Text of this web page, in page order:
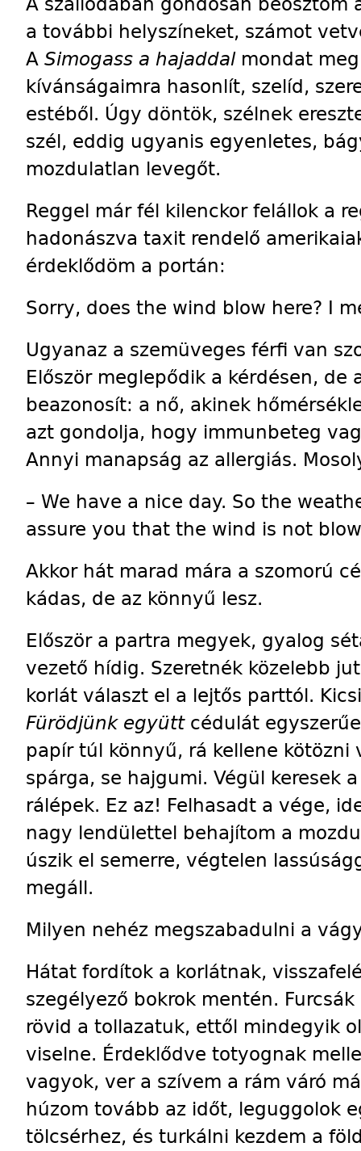
a további helyszíneket, számot
A Simogass a hajaddalmondat
kívánságaimra hasonlít, szelíd,
estéből. Úgy döntök, szélnek
szél, eddig ugyanis egyenletes,
mozdulatlan levegőt.
Reggel már fél kilenckor felállok a
hadonászva taxit rendelő
érdeklődöm a portán:
Sorry, does the wind blow here? I
Ugyanaz a szemüveges férfi van
Először meglepődik a kérdésen, de
beazonosít: a nő, akinek
azt gondolja, hogy immunbeteg
Annyi manapság az allergiás.
– We have a nice day. So the
assure you that the wind is not
Akkor hát marad mára a szomorú
kádas, de az könnyű lesz.
Először a partra megyek, gyalog
vezető hídig. Szeretnék közelebb
korlát választ el a lejtős parttól.
Fürödjünk együtt cédulát
papír túl könnyű, rá kellene kötözni
spárga, se hajgumi. Végül keresek
rálépek. Ez az! Felhasadt a vége,
nagy lendülettel behajítom a
úszik el semerre, végtelen
megáll.
Milyen nehéz megszabadulni a
Hátat fordítok a korlátnak,
szegélyező bokrok mentén.
rövid a tollazatuk, ettől mindegyik
viselne. Érdeklődve totyognak
vagyok, ver a szívem a rám váró
húzom tovább az időt, leguggolok
tölcsérhez, és turkálni kezdem a